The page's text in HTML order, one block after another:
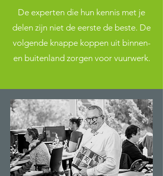
De experten die hun kennis met je
delen zijn niet de eerste de beste. De
volgende knappe koppen uit binnen-
en buitenland zorgen voor vuurwerk.